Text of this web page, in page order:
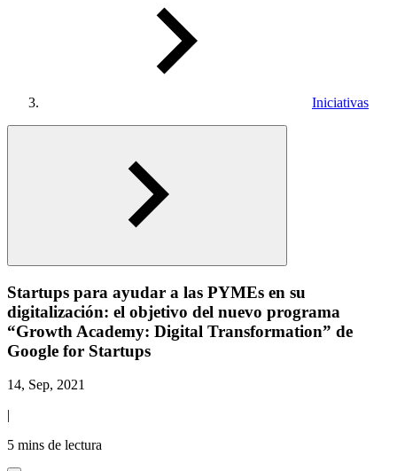
Iniciativas
Startups para ayudar a las PYMEs en su
digitalización: el objetivo del nuevo programa
“Growth Academy: Digital Transformation” de
Google for Startups
14, Sep, 2021
|
5 mins de lectura